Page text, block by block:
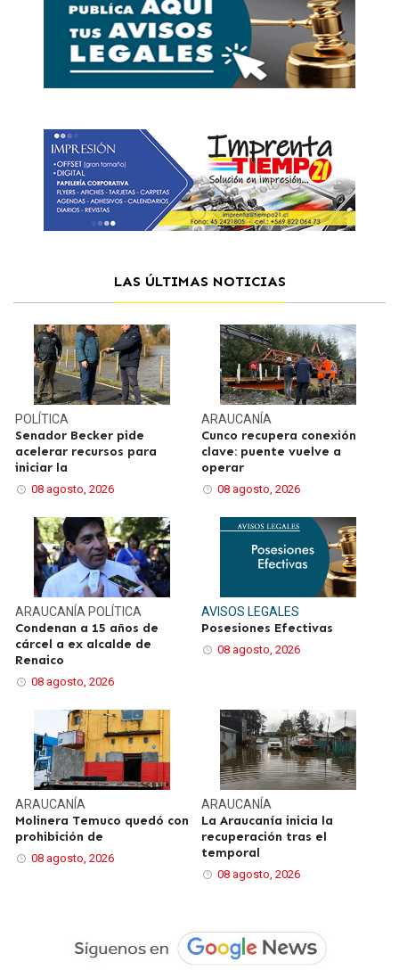
LAS ÚLTIMAS NOTICIAS
POLÍTICA
Senador Becker pide
acelerar recursos para
iniciar la
08 agosto, 2026
ARAUCANÍA
Cunco recupera conexión
clave: puente vuelve a
operar
08 agosto, 2026
ARAUCANÍA POLÍTICA
Condenan a 15 años de
cárcel a ex alcalde de
Renaico
08 agosto, 2026
AVISOS LEGALES
Posesiones Efectivas
08 agosto, 2026
ARAUCANÍA
Molinera Temuco quedó con
prohibición de
08 agosto, 2026
ARAUCANÍA
La Araucanía inicia la
recuperación tras el
temporal
08 agosto, 2026